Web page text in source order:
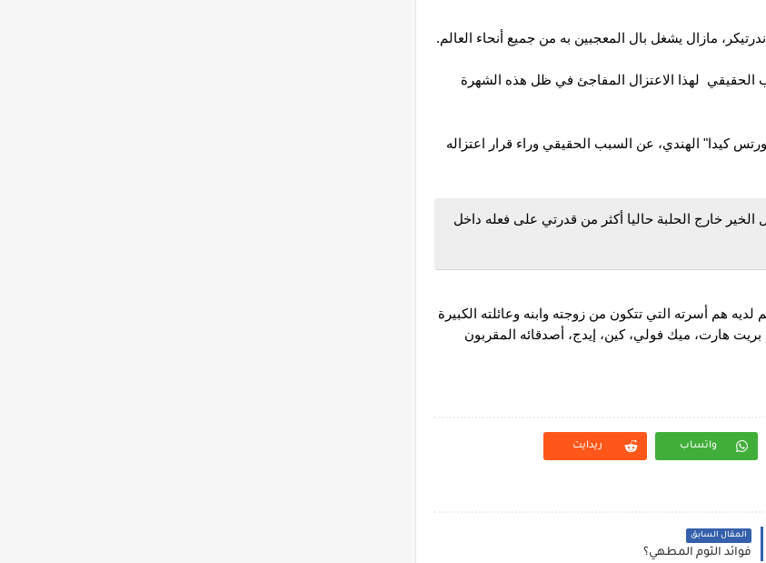
واتساب ريدايت
المقال السابق
فوائد الثوم المطهي؟